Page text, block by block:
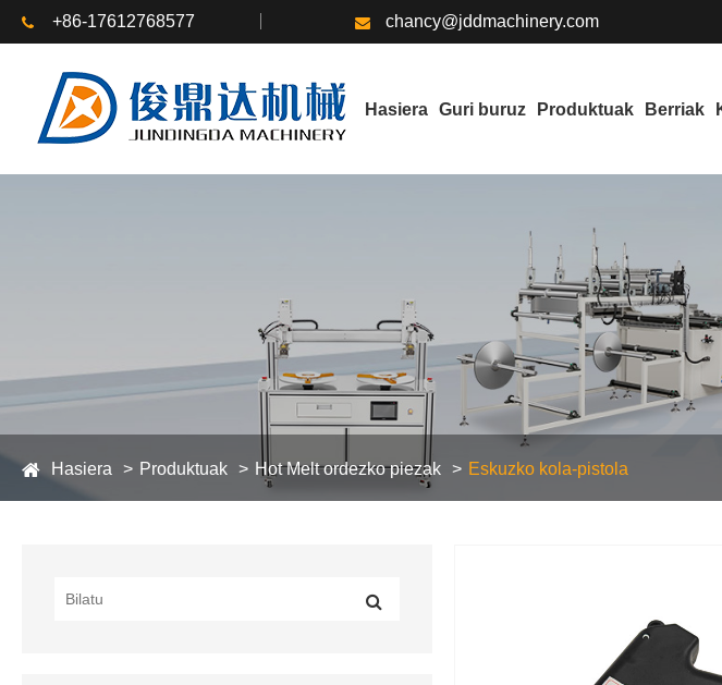
+86-17612768577 chancy@jddmachinery.com
Hasiera Guri buruz Produktuak Berriak
Hasiera Produktuak Hot Melt ordezko piezak Eskuzko kola-pistola